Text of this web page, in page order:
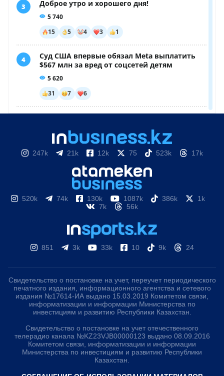
247k 21k 12k 75 523k 17k
520k 74k 130k 1087k 386k
1k
7k
56k
851 3k 33k 10 9k 24
Свидетельство о постановке на учет, переучет периодического
печатного издания, информационного агентства и сетевого
издания №17614-ИА выдано 15.03.2019 Комитетом связи,
информатизации и информации Министерства по
инвестициям и развитию Республики Казахстан.
Свидетельство о постановке на учет отечественного
телерадио канала №KZ23VJB00000123 выдано 08.09.2016
Комитетом связи, информатизации и информации
Министерства по инвестициям и развитию Республики
Казахстан.